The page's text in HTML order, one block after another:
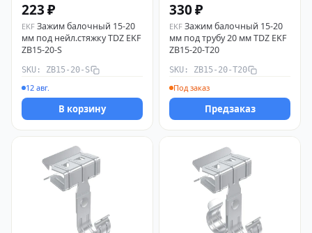
223 ₽
EKF Зажим балочный 15-20
мм под нейл.стяжку TDZ EKF
ZB15-20-S
SKU: ZB15-20-S
12 авг.
В корзину
330 ₽
EKF Зажим балочный 15-20
мм под трубу 20 мм TDZ EKF
ZB15-20-T20
SKU: ZB15-20-T20
Под заказ
Предзаказ